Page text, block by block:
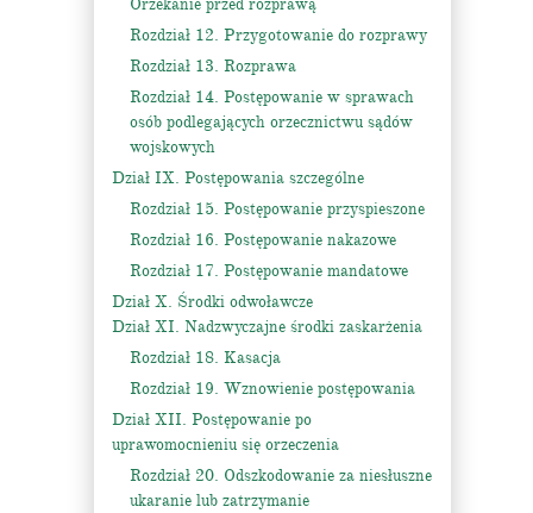
Orzekanie przed rozprawą
Rozdział 12. Przygotowanie do rozprawy
Rozdział 13. Rozprawa
Rozdział 14. Postępowanie w sprawach
osób podlegających orzecznictwu sądów
wojskowych
Dział IX. Postępowania szczególne
Rozdział 15. Postępowanie przyspieszone
Rozdział 16. Postępowanie nakazowe
Rozdział 17. Postępowanie mandatowe
Dział X. Środki odwoławcze
Dział XI. Nadzwyczajne środki zaskarżenia
Rozdział 18. Kasacja
Rozdział 19. Wznowienie postępowania
Dział XII. Postępowanie po
uprawomocnieniu się orzeczenia
Rozdział 20. Odszkodowanie za niesłuszne
ukaranie lub zatrzymanie